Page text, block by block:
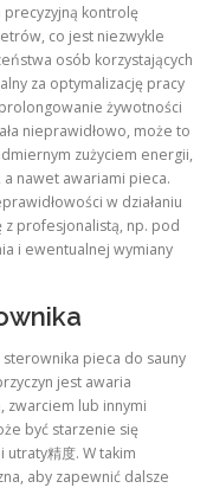
precyzyjną kontrolę
co jest niezwykle
osób korzystających
za optymalizację pracy
żywotności
nieprawidłowo, może to
zużyciem energii,
nawet awariami pieca.
w działaniu
z profesjonalistą, np. pod
i ewentualnej wymiany
pieca do sauny
jest awaria
lub innymi
być starzenie się
精度. W takim
aby zapewnić dalsze